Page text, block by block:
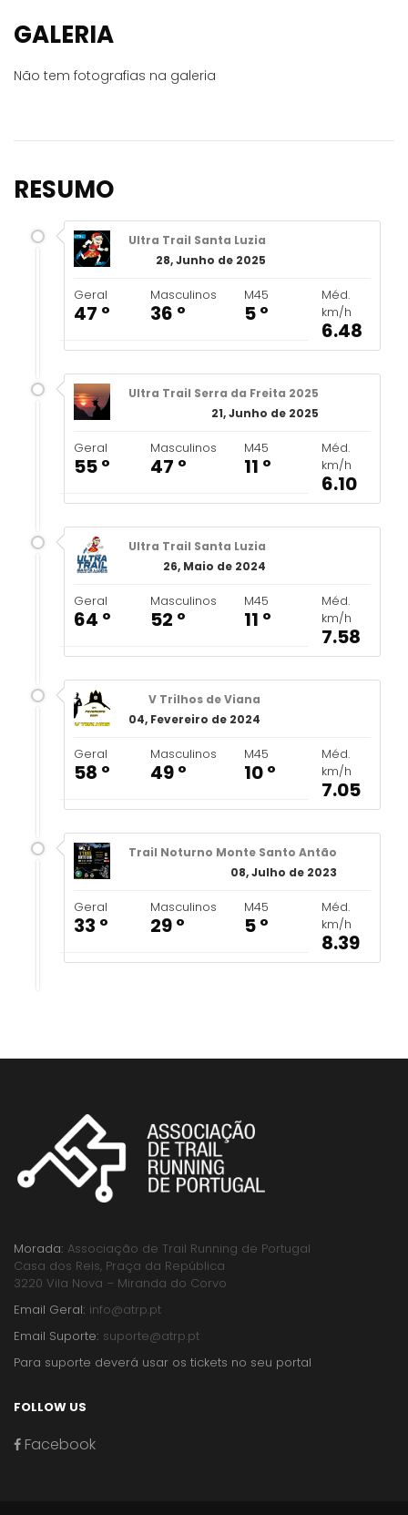
GALERIA
Não tem fotografias na galeria
RESUMO
Ultra Trail Santa Luzia
28, Junho de 2025
Geral
47 º
Masculinos
36 º
M45
5 º
Méd.
km/h
6.48
Ultra Trail Serra da Freita 2025
21, Junho de 2025
Geral
55 º
Masculinos
47 º
M45
11 º
Méd.
km/h
6.10
Ultra Trail Santa Luzia
26, Maio de 2024
Geral
64 º
Masculinos
52 º
M45
11 º
Méd.
km/h
7.58
V Trilhos de Viana
04, Fevereiro de 2024
Geral
58 º
Masculinos
49 º
M45
10 º
Méd.
km/h
7.05
Trail Noturno Monte Santo Antão
08, Julho de 2023
Geral
33 º
Masculinos
29 º
M45
5 º
Méd.
km/h
8.39
Morada: Associação de Trail Running de Portugal
Casa dos Reis, Praça da República
3220 Vila Nova – Miranda do Corvo
Email Geral: info@atrp.pt
Email Suporte: suporte@atrp.pt
Para suporte deverá usar os tickets no seu portal
FOLLOW US
Facebook